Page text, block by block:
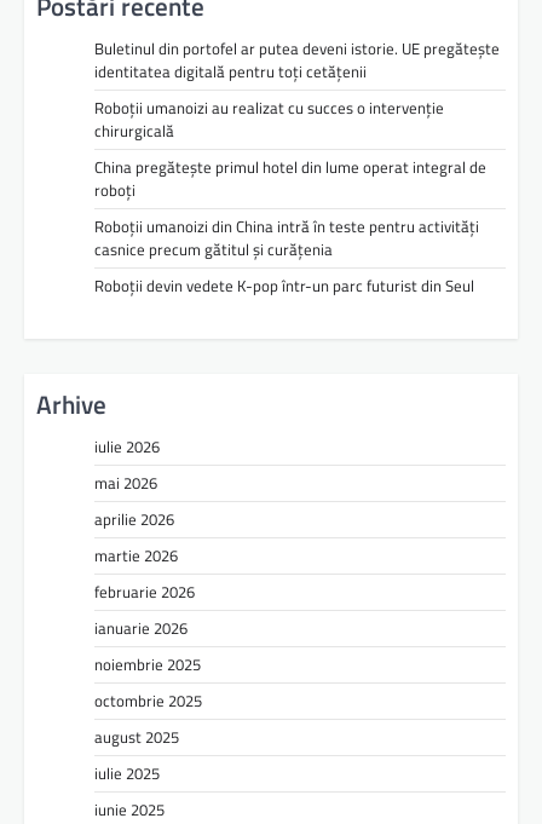
Buletinul din portofel ar putea deveni istorie. UE pregătește
identitatea digitală pentru toți cetățenii
Roboții umanoizi au realizat cu succes o intervenție
chirurgicală
China pregătește primul hotel din lume operat integral de
roboți
Roboții umanoizi din China intră în teste pentru activități
casnice precum gătitul și curățenia
Roboții devin vedete K-pop într-un parc futurist din Seul
Arhive
iulie 2026
mai 2026
aprilie 2026
martie 2026
februarie 2026
ianuarie 2026
noiembrie 2025
octombrie 2025
august 2025
iulie 2025
iunie 2025